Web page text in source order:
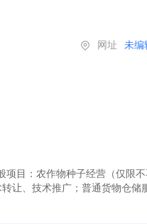
网址 未编
目：农作物种子经营（仅限
让、技术推广；普通货物仓